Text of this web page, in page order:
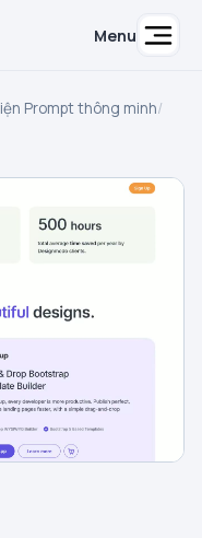
Menu
Prompt thông minh/